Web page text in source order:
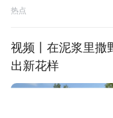
热点
视频丨在泥浆里撒
出新花样